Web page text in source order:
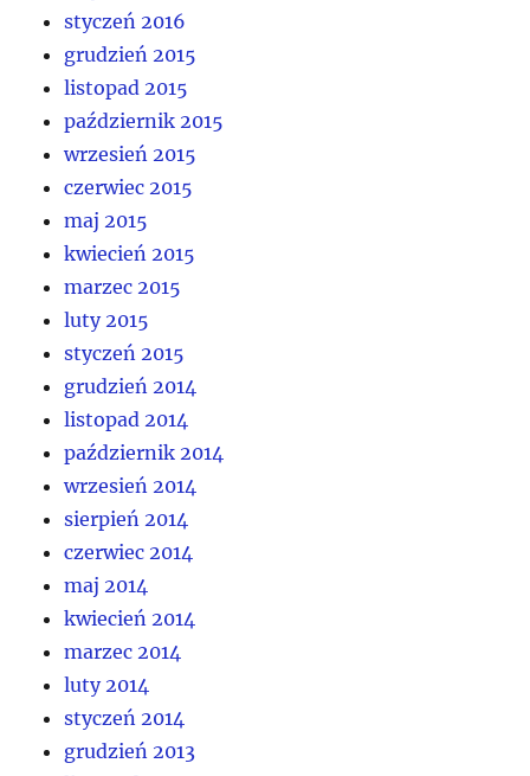
styczeń 2016
grudzień 2015
listopad 2015
październik 2015
wrzesień 2015
czerwiec 2015
maj 2015
kwiecień 2015
marzec 2015
luty 2015
styczeń 2015
grudzień 2014
listopad 2014
październik 2014
wrzesień 2014
sierpień 2014
czerwiec 2014
maj 2014
kwiecień 2014
marzec 2014
luty 2014
styczeń 2014
grudzień 2013